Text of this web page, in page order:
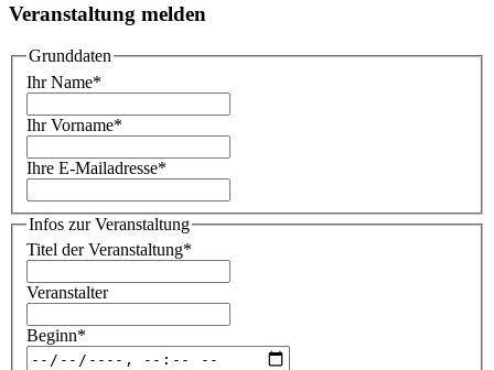
Veranstaltung melden
Grunddaten
Ihr Name*
Ihr Vorname*
Ihre E-Mailadresse*
Infos zur Veranstaltung
Titel der Veranstaltung*
Veranstalter
Beginn*